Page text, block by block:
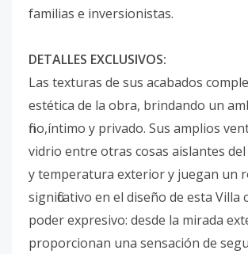
familias e inversionistas.
DETALLES EXCLUSIVOS:
Las texturas de sus acabados
estética de la obra, brindando un
fino,íntimo y privado. Sus amplios
vidrio entre otras cosas aislantes
y temperatura exterior y juegan un
significativo en el diseño de esta Villa
poder expresivo: desde la mirada
proporcionan una sensación de